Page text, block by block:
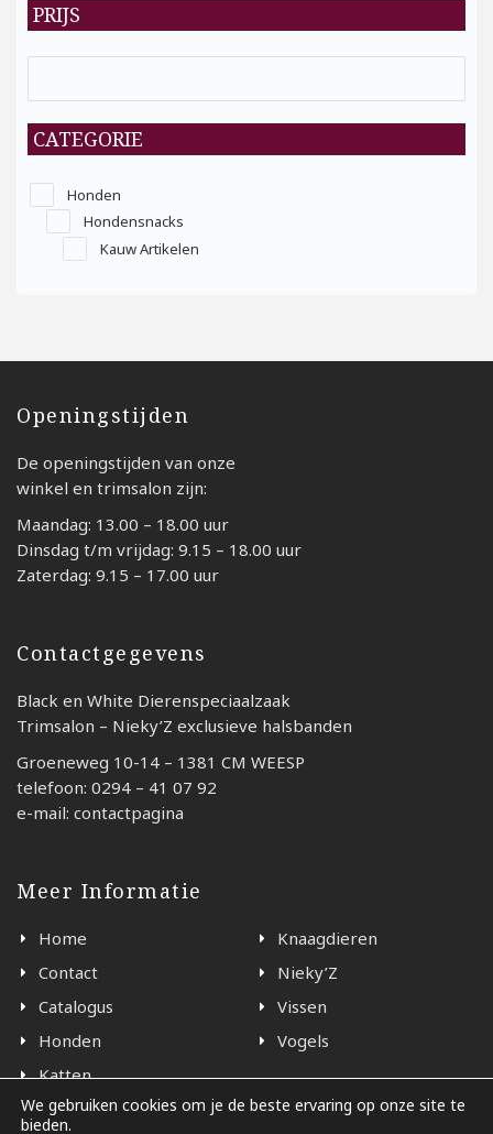
PRIJS
CATEGORIE
Honden
Hondensnacks
Kauw Artikelen
Openingstijden
De openingstijden van onze
winkel en trimsalon zijn:
Maandag: 13.00 – 18.00 uur
Dinsdag t/m vrijdag: 9.15 – 18.00 uur
Zaterdag: 9.15 – 17.00 uur
Contactgegevens
Black en White Dierenspeciaalzaak
Trimsalon – Nieky’Z exclusieve halsbanden
Groeneweg 10-14 – 1381 CM WEESP
telefoon: 0294 – 41 07 92
e-mail: contactpagina
Meer Informatie
Home
Contact
Catalogus
Honden
Katten
Knaagdieren
Nieky’Z
Vissen
Vogels
We gebruiken cookies om je de beste ervaring op onze site te
bieden.